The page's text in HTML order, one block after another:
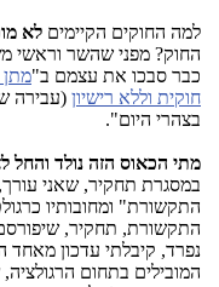
למה החוקים הקיימים לא
החוק? מפני שהשר וראשי
כבר סבכו את עצמם ב"
חוקית וללא רישיון
בצהרי היום".
מתי הכאוס הזה נולד והחל
במסגרת תחקיר, שאני
התקשורת" ומחובותיו
התקשורת, תחקיר,
נפרד, קיבלתי עדכון מאחד
המובילים בתחום